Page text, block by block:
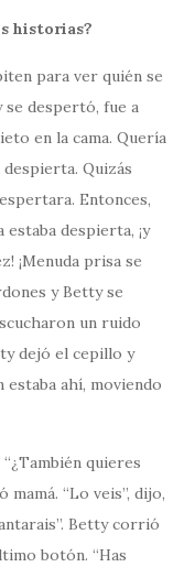
historias?
para ver quién se
se despertó, fue a
en la cama. Quería
Quizás
Entonces,
despierta, ¡y
¡Menuda prisa se
y Betty se
un ruido
dejó el cepillo y
ahí, moviendo
“¿También quieres
“Lo veis”, dijo,
Betty corrió
botón. “Has